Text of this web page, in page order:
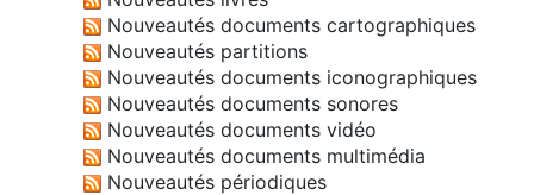
Nouveautés documents cartographiques
Nouveautés partitions
Nouveautés documents iconographiques
Nouveautés documents sonores
Nouveautés documents vidéo
Nouveautés documents multimédia
Nouveautés périodiques